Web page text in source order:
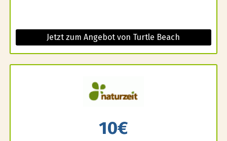
Jetzt zum Angebot von Turtle Beach
10€